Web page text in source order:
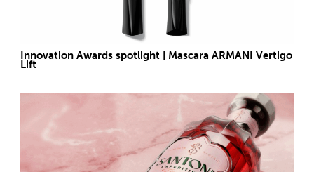
Innovation Awards spotlight | Mascara ARMANI Vertigo
Lift